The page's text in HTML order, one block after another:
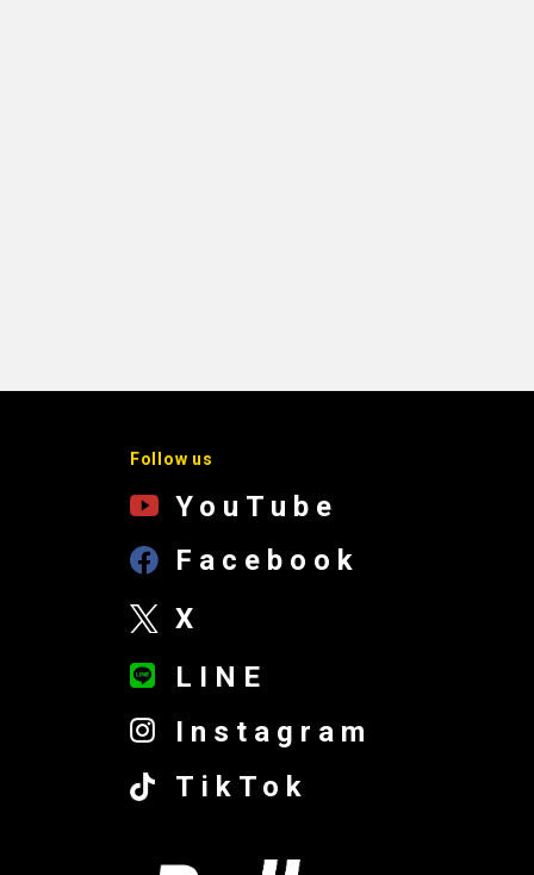
Follow us
YouTube
Facebook
X
LINE
Instagram
TikTok